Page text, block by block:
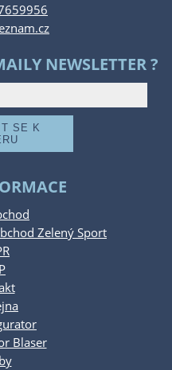
NEWSLETTER ?
Zelený Sport
Blaser